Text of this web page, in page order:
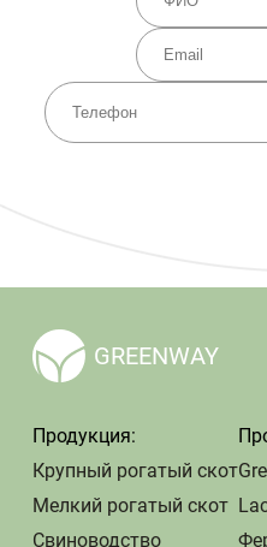
GREENWAY
Продукция:
Крупный рогатый скот
Мелкий рогатый скот
Свиноводство